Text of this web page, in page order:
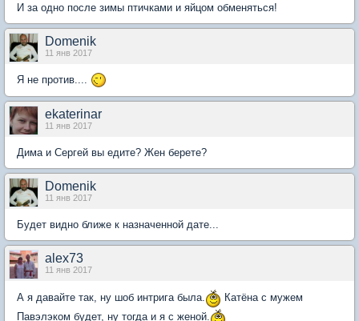
И за одно после зимы птичками и яйцом обменяться!
Domenik
11 янв 2017
Я не против....
ekaterinar
11 янв 2017
Дима и Сергей вы едите? Жен берете?
Domenik
11 янв 2017
Будет видно ближе к назначенной дате...
alex73
11 янв 2017
А я давайте так, ну шоб интрига была.
Катёна с мужем
Павэлэком будет, ну тогда и я с женой.